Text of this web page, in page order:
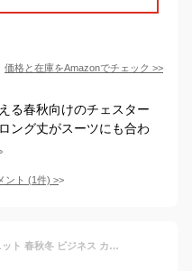
価格と在庫をAmazonでチェック >>
る春秋向けのチェスター
ング丈がスーツにも合わ
ント (1件) >
カーディガン メンズ 綿100％ ニット 春秋冬 ビジネス カジュアル vネック 無地 セーター スクール 通勤 コットン おしゃれ 大きいサイズ 長袖 セーター 前開き 黒 グレー 紺 送料無料